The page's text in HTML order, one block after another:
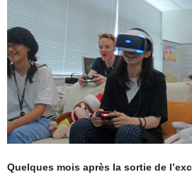
Quelques mois après la sortie de